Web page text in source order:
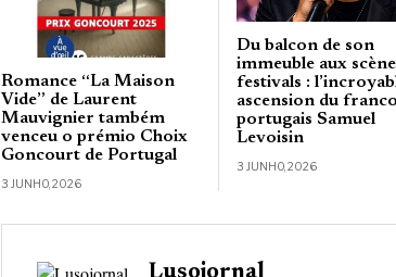
Romance “La Maison
Vide” de Laurent
Mauvignier também
venceu o prémio Choix
Goncourt de Portugal
3 JUNHO, 2026
Du balcon de son
immeuble aux
festivals :
ascension du
portugais Samuel
Levoisin
3 JUNHO, 2026